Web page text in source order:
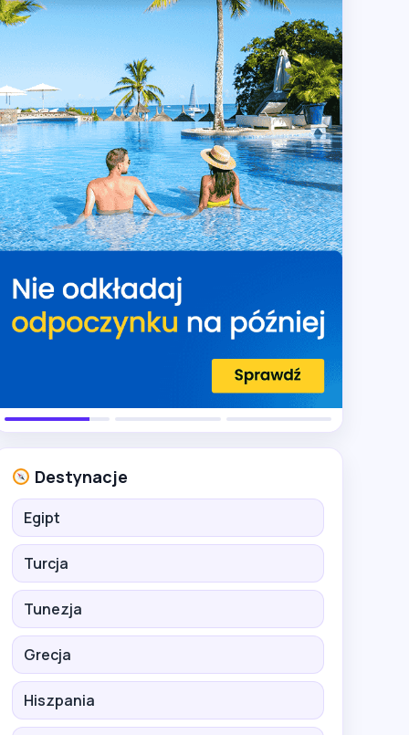
Destynacje
Egipt
Turcja
Tunezja
Grecja
Hiszpania